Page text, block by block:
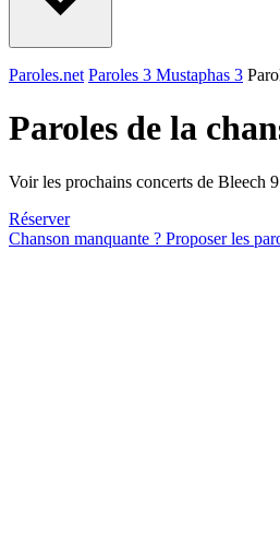
Paroles.net Paroles 3 Mustaphas 3
Paroles de la
Voir les prochains concerts de Bleech
Réserver
Chanson manquante ? Proposer les